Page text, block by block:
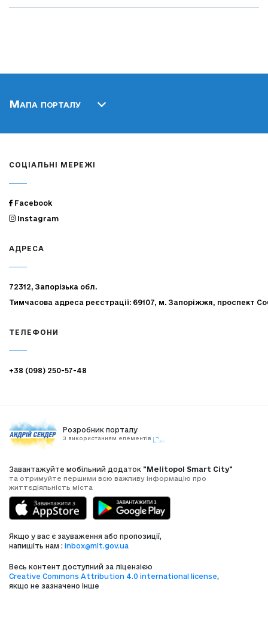
Мапа порталу
СОЦІАЛЬНІ МЕРЕЖІ
Facebook
Instagram
АДРЕСА
72312, Запорізька обл.
Тимчасова адреса реєстрації: 69107, м. Запоріжжя, проспект
ТЕЛЕФОНИ
+38 (098) 250-57-48
Розробник порталу
З використанням елементів
Завантажуйте мобільний додаток "Melitopol Smart City"
та отримуйте першими всю важливу інформацію про
життєдіяльність міста
Якщо у вас є зауваження або пропозиції,
напишіть нам : inbox@mlt.gov.ua
Весь контент доступний за ліцензією
Creative Commons Attribution 4.0 international license,
якщо не зазначено інше